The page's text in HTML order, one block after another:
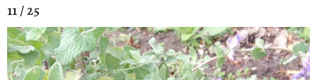
11 / 25